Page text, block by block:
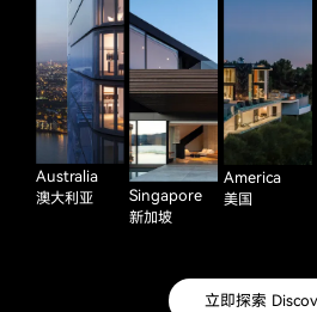
Australia
澳大利亚 Singapore
新加坡
America
美国
立即探索